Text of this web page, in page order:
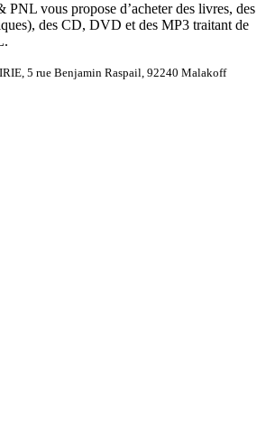
vous propose d’acheter des livres, des
des CD, DVD et des MP3 traitant de
5 rue Benjamin Raspail, 92240 Malakoff